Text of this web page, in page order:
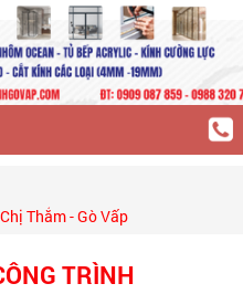
Thắm - Gò Vấp
TRÌNH